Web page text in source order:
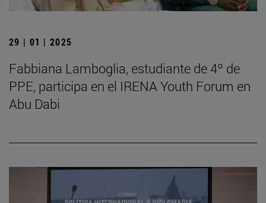
29 | 01 | 2025
Fabbiana Lamboglia, estudiante de 4º de
PPE, participa en el IRENA Youth Forum en
Abu Dabi